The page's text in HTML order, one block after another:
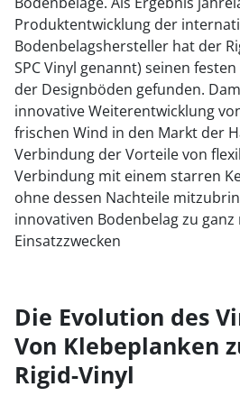
Produktentwicklung der
Bodenbelagshersteller hat der
SPC Vinyl genannt) seinen
der Designböden gefunden.
innovative Weiterentwicklung
frischen Wind in den Markt der
Verbindung der Vorteile von
Verbindung mit einem starren
ohne dessen Nachteile
innovativen Bodenbelag zu ganz
Einsatzzwecken
Die Evolution des
Von Klebeplanken
Rigid-Vinyl